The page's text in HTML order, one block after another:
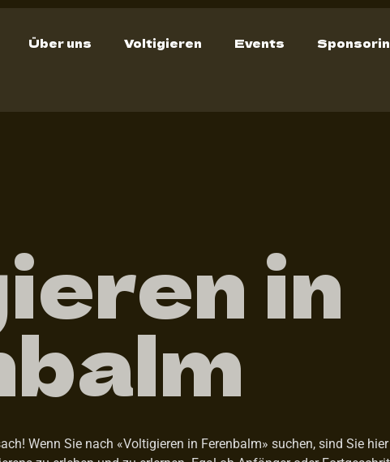
Über uns Voltigieren Events
in
Wenn Sie nach «Voltigieren in Ferenbalm» suchen, sind Sie